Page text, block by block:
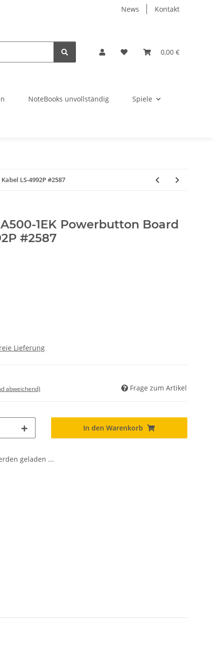
News Kontakt
0,00 €
NoteBooks unvollständig Spiele
LS-4992P #2587
1EK Powerbutton Board
#2587
Lieferung
abweichend) Frage zum Artikel
In den Warenkorb
geladen ...